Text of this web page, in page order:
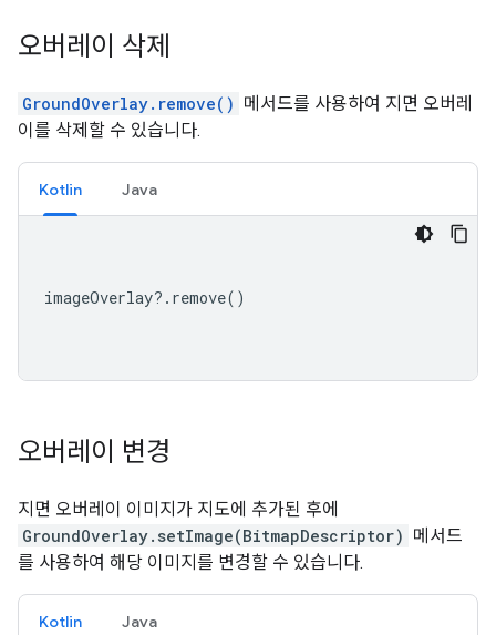
오버레이 삭제
GroundOverlay.remove() 메서드를 사용하여 지면 오버레
이를 삭제할 수 있습니다.
Kotlin Java
imageOverlay?. remove()
오버레이 변경
지면 오버레이 이미지가 지도에 추가된 후에
GroundOverlay.setImage(BitmapDescriptor) 메서드
를 사용하여 해당 이미지를 변경할 수 있습니다.
Kotlin Java